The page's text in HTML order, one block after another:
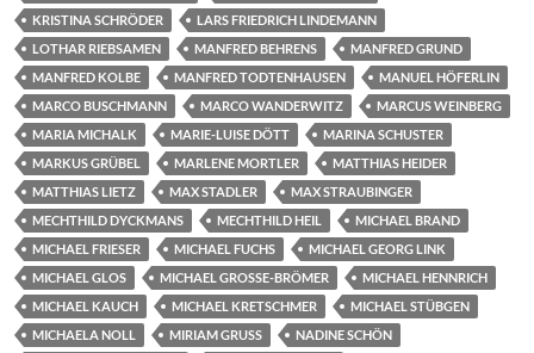
KRISTINA SCHRÖDER
LARS FRIEDRICH LINDEMANN
LOTHAR RIEBSAMEN
MANFRED BEHRENS
MANFRED GRUND
MANFRED KOLBE
MANFRED TODTENHAUSEN
MANUEL HÖFERLIN
MARCO BUSCHMANN
MARCO WANDERWITZ
MARCUS WEINBERG
MARIA MICHALK
MARIE-LUISE DÖTT
MARINA SCHUSTER
MARKUS GRÜBEL
MARLENE MORTLER
MATTHIAS HEIDER
MATTHIAS LIETZ
MAX STADLER
MAX STRAUBINGER
MECHTHILD DYCKMANS
MECHTHILD HEIL
MICHAEL BRAND
MICHAEL FRIESER
MICHAEL FUCHS
MICHAEL GEORG LINK
MICHAEL GLOS
MICHAEL GROSSE-BRÖMER
MICHAEL HENNRICH
MICHAEL KAUCH
MICHAEL KRETSCHMER
MICHAEL STÜBGEN
MICHAELA NOLL
MIRIAM GRUSS
NADINE SCHÖN